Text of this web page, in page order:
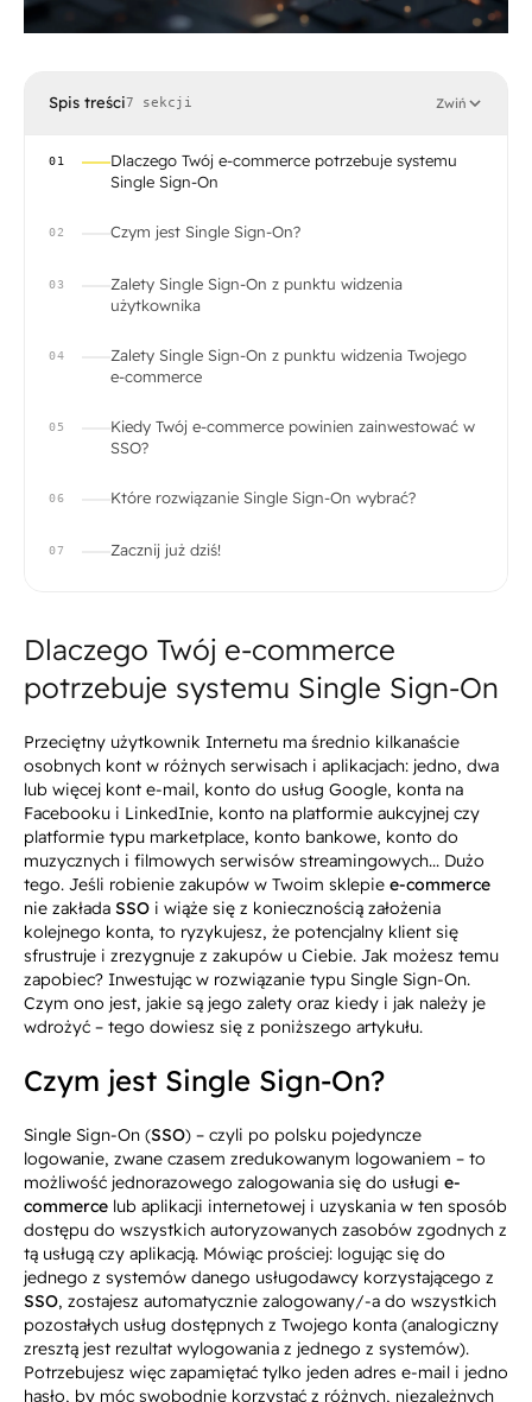
Spis treści7 sekcji Zwiń
01
Dlaczego Twój e-commerce potrzebuje systemu
Single Sign-On
02 Czym jest Single Sign-On?
03
Zalety Single Sign-On z punktu widzenia
użytkownika
04
Zalety Single Sign-On z punktu widzenia Twojego
e-commerce
05
Kiedy Twój e-commerce powinien zainwestować w
SSO?
06 Które rozwiązanie Single Sign-On wybrać?
07 Zacznij już dziś!
Dlaczego Twój e-commerce
potrzebuje systemu Single Sign-On
Przeciętny użytkownik Internetu ma średnio kilkanaście
osobnych kont w różnych serwisach i aplikacjach: jedno, dwa
lub więcej kont e-mail, konto do usług Google, konta na
Facebooku i LinkedInie, konto na platformie aukcyjnej czy
platformie typu marketplace, konto bankowe, konto do
muzycznych i filmowych serwisów streamingowych... Dużo
tego. Jeśli robienie zakupów w Twoim sklepie e-commerce
nie zakłada SSO i wiąże się z koniecznością założenia
kolejnego konta, to ryzykujesz, że potencjalny klient się
sfrustruje i zrezygnuje z zakupów u Ciebie. Jak możesz temu
zapobiec? Inwestując w rozwiązanie typu Single Sign-On.
Czym ono jest, jakie są jego zalety oraz kiedy i jak należy je
wdrożyć – tego dowiesz się z poniższego artykułu.
Czym jest Single Sign-On?
Single Sign-On (SSO) – czyli po polsku pojedyncze
logowanie, zwane czasem zredukowanym logowaniem – to
możliwość jednorazowego zalogowania się do usługi e-
commerce lub aplikacji internetowej i uzyskania w ten sposób
dostępu do wszystkich autoryzowanych zasobów zgodnych z
tą usługą czy aplikacją. Mówiąc prościej: logując się do
jednego z systemów danego usługodawcy korzystającego z
SSO, zostajesz automatycznie zalogowany/-a do wszystkich
pozostałych usług dostępnych z Twojego konta (analogiczny
zresztą jest rezultat wylogowania z jednego z systemów).
Potrzebujesz więc zapamiętać tylko jeden adres e-mail i jedno
hasło, by móc swobodnie korzystać z różnych, niezależnych